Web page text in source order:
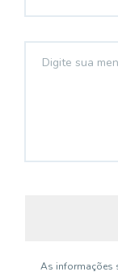
As informações